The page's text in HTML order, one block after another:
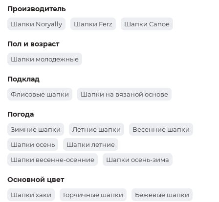
Производитель
Шапки Noryally Шапки Ferz Шапки Canoe
Пол и возраст
Шапки молодежные
Подклад
Флисовые шапки Шапки на вязаной основе
Погода
Зимние шапки Летние шапки
Весенние шапки
Шапки осень
Шапки летние
Шапки весенне-осенние
Шапки осень-зима
Основной цвет
Шапки хаки Горчичные шапки
Бежевые шапки